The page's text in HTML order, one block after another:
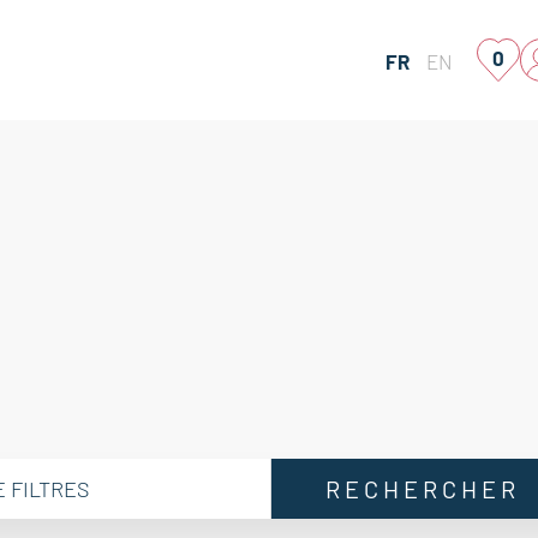
FR EN 0
FILTRES RECHERCHER